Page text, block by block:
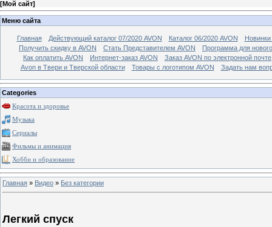
[Мой сайт]
Меню сайта
Главная Действующий каталог 07/2020 AVON Каталог 06/2020 AVON
Новинки
Получить скидку в AVON
Стать Представителем AVON
Программа для
Как оплатить AVON
Интернет-заказ AVON
Заказ AVON по электронной почте
Avon в Твери и Тверской области
Товары с логотипом AVON Задать нам
Categories
Красота и здоровье
Музыка
Сериалы
Фильмы и анимация
Хобби и образование
Главная » Видео » Без категории
Легкий спуск